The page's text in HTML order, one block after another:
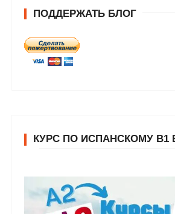
ПОДДЕРЖАТЬ БЛОГ
КУРС ПО ИСПАНСКОМУ В1